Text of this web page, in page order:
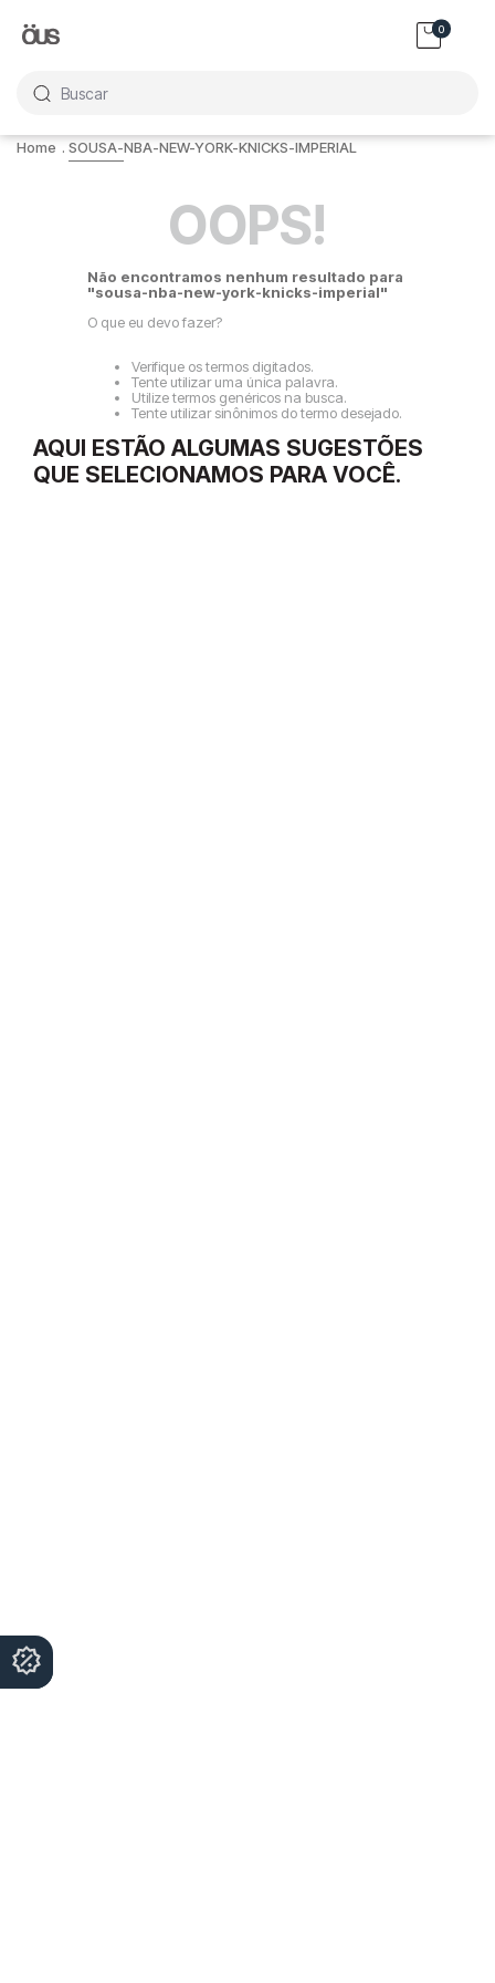
0
SOUSA-NBA-NEW-YORK-KNICKS-IMPERIAL
OOPS!
Não encontramos nenhum resultado para
"sousa-nba-new-york-knicks-imperial"
O que eu devo fazer?
Verifique os termos digitados.
Tente utilizar uma única palavra.
Utilize termos genéricos na busca.
Tente utilizar sinônimos do termo desejado.
AQUI ESTÃO ALGUMAS SUGESTÕES
QUE SELECIONAMOS PARA VOCÊ.